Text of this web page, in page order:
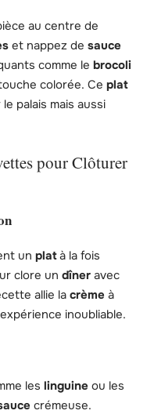
au centre de
et nappez de sauce
comme le brocoli
colorée. Ce plat
palais mais aussi
pour Clôturer
un platà la fois
clore un dîner avec
allie la crème à
inoubliable.
les linguine ou les
crémeuse.